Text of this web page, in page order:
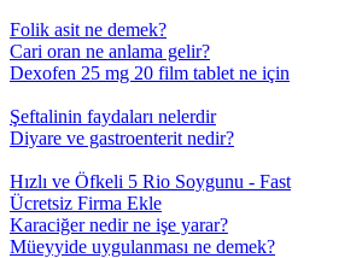
Folik asit ne demek?
Cari oran ne anlama gelir?
Dexofen 25 mg 20 film tablet ne için
Şeftalinin faydaları nelerdir
Diyare ve gastroenterit nedir?
Hızlı ve Öfkeli 5 Rio Soygunu - Fast
Ücretsiz Firma Ekle
Karaciğer nedir ne işe yarar?
Müeyyide uygulanması ne demek?